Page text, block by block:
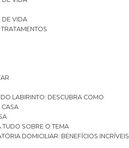
DE VIDA
LABIRINTO: DESCUBRA COMO
CASA
TUDO SOBRE O TEMA
DOMICILIAR: BENEFÍCIOS INCRÍVEIS